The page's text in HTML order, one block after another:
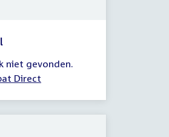
niet gevonden.
Direct